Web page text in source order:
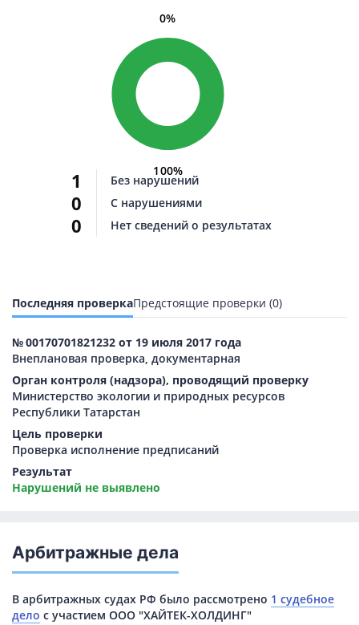
100%
0%
1
0
0
Без нарушений
С нарушениями
Нет сведений о результатах
Последняя проверкаПредстоящие проверки (0)
№ 00170701821232 от 19 июля 2017 года
Внеплановая проверка, документарная
Орган контроля (надзора), проводящий проверку
Министерство экологии и природных ресурсов
Республики Татарстан
Цель проверки
Проверка исполнение предписаний
Результат
Нарушений не выявлено
Арбитражные дела
В арбитражных судах РФ было рассмотрено 1 судебное
дело с участием ООО "ХАЙТЕК-ХОЛДИНГ"